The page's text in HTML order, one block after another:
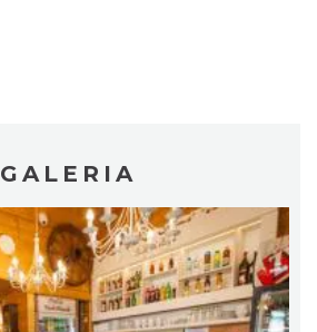
GALERIA